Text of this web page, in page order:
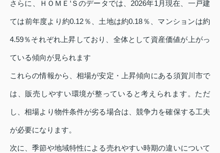
さらに、ＨＯＭＥ‘Ｓのデータでは、2026年1月現在、一戸建
ては前年度より約0.12％、土地は約0.18％、マンションは約
4.59％それぞれ上昇しており、全体として資産価値が上がっ
ている傾向が見られます
これらの情報から、相場が安定・上昇傾向にある須賀川市で
は、販売しやすい環境が整っていると考えられます。ただ
し、相場より物件条件が劣る場合は、競争力を確保する工夫
が必要になります。
次に、季節や地域特性による売れやすい時期の違いについて